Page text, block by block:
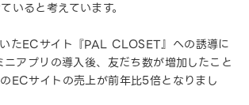
いると考えています。
たECサイト『PAL CLOSET』への誘導に
アプリの導入後、友だち数が増加したこと
ECサイトの売上が前年比5倍となりまし